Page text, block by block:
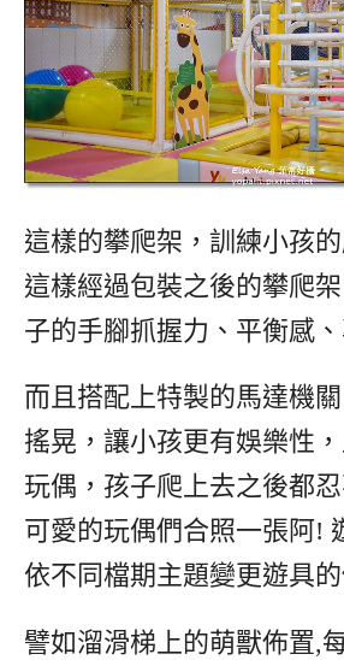
這樣的攀爬架，訓練小孩
這樣經過包裝之後的攀爬
子的手腳抓握力、平衡感
而且搭配上特製的馬達機
搖晃，讓小孩更有娛樂性
玩偶，孩子爬上去之後都
可愛的玩偶們合照一張阿!
依不同檔期主題變更遊具
譬如溜滑梯上的萌獸佈置,